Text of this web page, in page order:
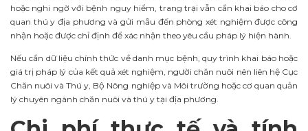
hoặc nghi ngờ với bệnh nguy hiểm, trang trại vẫn cần khai báo cho cơ
quan thú y địa phương và gửi mẫu đến phòng xét nghiệm được công
nhận hoặc được chỉ định để xác nhận theo yêu cầu pháp lý hiện hành.
Nếu cần dữ liệu chính thức về danh mục bệnh, quy trình khai báo hoặc
giá trị pháp lý của kết quả xét nghiệm, người chăn nuôi nên liên hệ Cục
Chăn nuôi và Thú y, Bộ Nông nghiệp và Môi trường hoặc cơ quan quản
lý chuyên ngành chăn nuôi và thú y tại địa phương.